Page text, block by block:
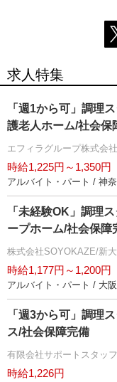
求人特集
「週1から可」調理
護老人ホーム/社会保
エフィラグループ株式会
時給1,225円～1,350円
アルバイト・パート / 神
「未経験OK」調理
ープホーム/社会保障
株式会社SOYOKAZE/新
時給1,177円～1,200円
アルバイト・パート / 大
「週3から可」調理
ス/社会保障完備
有限会社サポートスタッ
時給1,226円